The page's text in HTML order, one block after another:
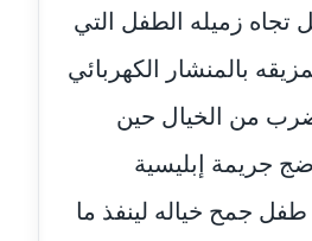
كمال
علم
تجاه زميله الطفل التي
بالمنشار الكهربائي
ضرب من الخيال حين
جريمة إبليسية
جمح خياله لينفذ ما